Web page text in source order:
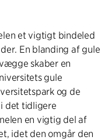
et vigtigt bindeled
En blanding af gule
skaber en
gule
og de
det tidligere
en vigtig del af
idet den omgår den